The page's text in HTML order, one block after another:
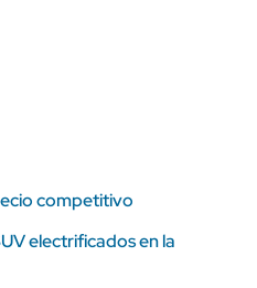
competitivo
electrificados en la